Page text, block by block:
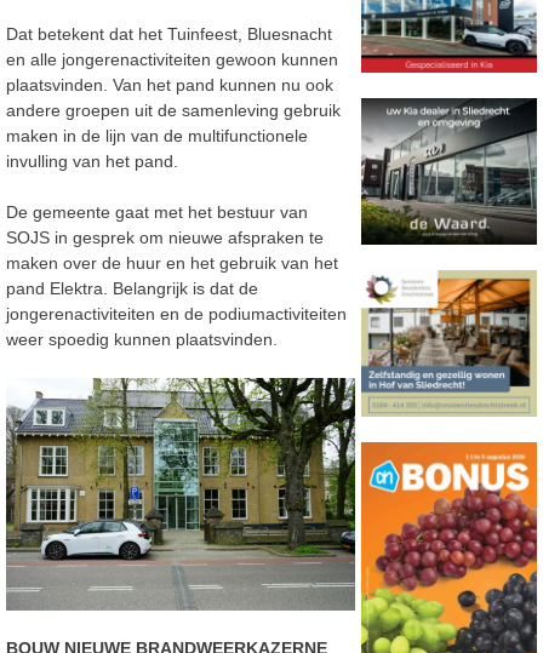
Dat betekent dat het Tuinfeest, Bluesnacht
en alle jongerenactiviteiten gewoon kunnen
plaatsvinden. Van het pand kunnen nu ook
andere groepen uit de samenleving gebruik
maken in de lijn van de multifunctionele
invulling van het pand.
De gemeente gaat met het bestuur van
SOJS in gesprek om nieuwe afspraken te
maken over de huur en het gebruik van het
pand Elektra. Belangrijk is dat de
jongerenactiviteiten en de podiumactiviteiten
weer spoedig kunnen plaatsvinden.
BOUW NIEUWE BRANDWEERKAZERNE